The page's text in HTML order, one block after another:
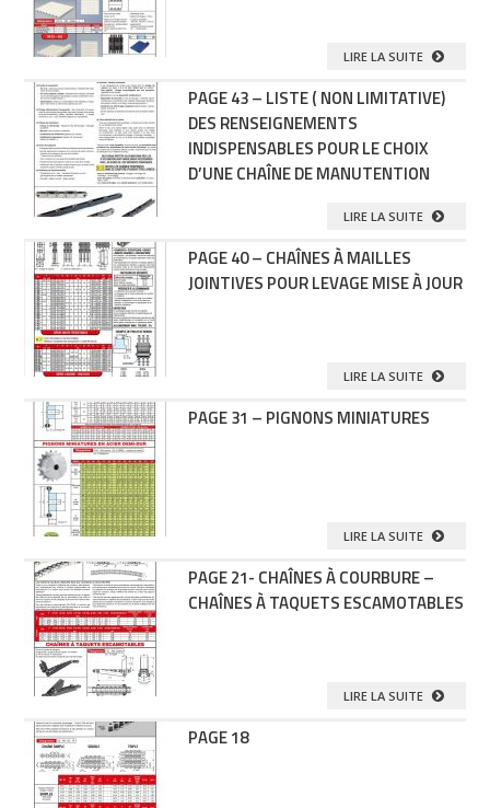
LIRE LA SUITE
PAGE 43 – LISTE ( NON LIMITATIVE)
DES RENSEIGNEMENTS
INDISPENSABLES POUR LE CHOIX
D’UNE CHAÎNE DE MANUTENTION
LIRE LA SUITE
PAGE 40 – CHAÎNES À MAILLES
JOINTIVES POUR LEVAGE MISE À JOUR
LIRE LA SUITE
PAGE 31 – PIGNONS MINIATURES
LIRE LA SUITE
PAGE 21- CHAÎNES À COURBURE –
CHAÎNES À TAQUETS ESCAMOTABLES
LIRE LA SUITE
PAGE 18